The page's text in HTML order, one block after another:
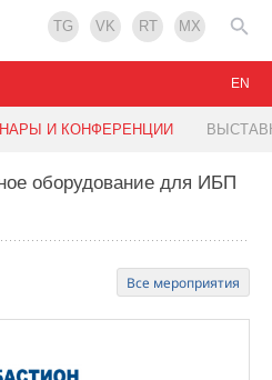
TG VK RT MX
И КОНФЕРЕНЦИИ
EN
оборудование для ИБП
Все мероприятия